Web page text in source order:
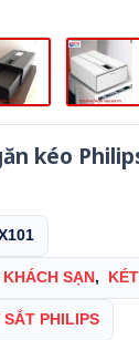
kéo
SẠN ,
SẮT PHILIPS